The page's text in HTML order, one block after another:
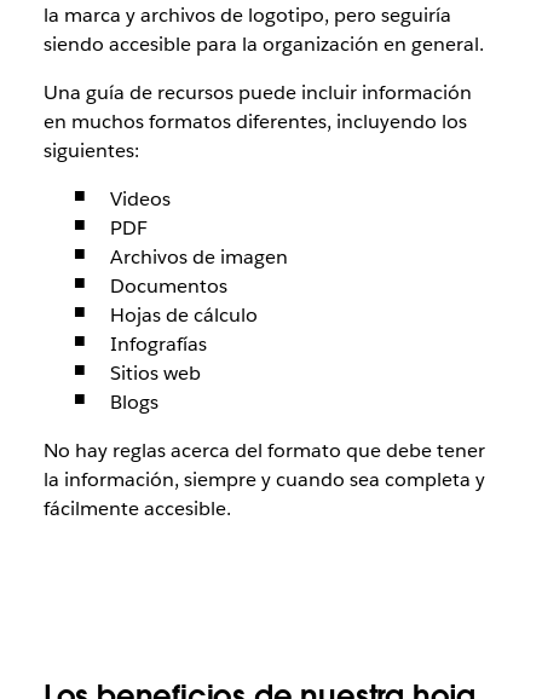
la marca y archivos de logotipo, pero seguiría
siendo accesible para la organización en general.
Una guía de recursos puede incluir información
en muchos formatos diferentes, incluyendo los
siguientes:
Videos
PDF
Archivos de imagen
Documentos
Hojas de cálculo
Infografías
Sitios web
Blogs
No hay reglas acerca del formato que debe tener
la información, siempre y cuando sea completa y
fácilmente accesible.